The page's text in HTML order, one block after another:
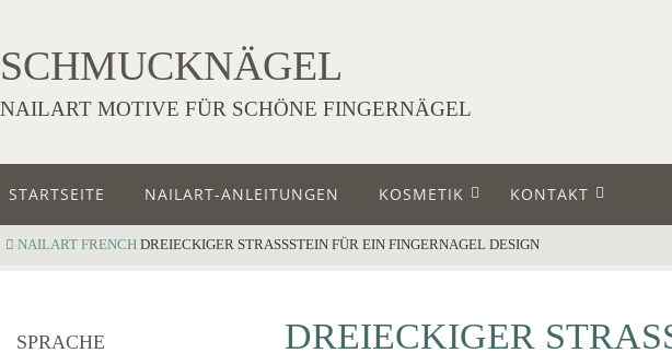
SCHMUCKNÄGEL
NAILART MOTIVE FÜR SCHÖNE FINGERNÄGEL
STARTSEITE NAILART-ANLEITUNGEN KOSMETIK KONTAKT
NAILART FRENCH DREIECKIGER STRASSSTEIN FÜR EIN FINGERNAGEL DESIGN
DREIECKIGER
SPRACHE